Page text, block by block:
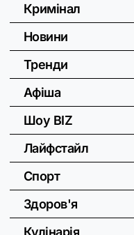
Кримінал
Новини
Тренди
Афіша
Шоу BIZ
Лайфстайл
Спорт
Здоров'я
Кулінарія